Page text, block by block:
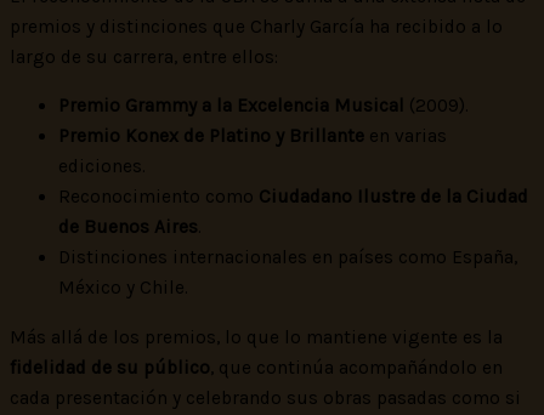
premios y distinciones que Charly García ha recibido a lo
largo de su carrera, entre ellos:
Premio Grammy a la Excelencia Musical
(2009).
Premio Konex de Platino y Brillante en varias
ediciones.
Reconocimiento como Ciudadano Ilustre de la Ciudad
de Buenos Aires.
Distinciones internacionales en países como España,
México y Chile.
Más allá de los premios, lo que lo mantiene vigente es la
fidelidad de su público, que continúa acompañándolo en
cada presentación y celebrando sus obras pasadas como si